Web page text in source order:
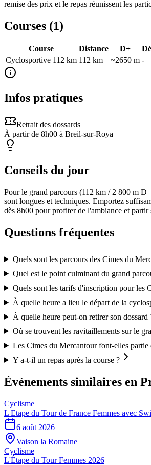
remise des prix et le repas réunissent les
Courses (1)
Course Distance D+
Cyclosportive 112 km 112 km ~2650 m -
Infos pratiques
Retrait des dossards
À partir de 8h00 à Breil-sur-Roya
Conseils du jour
Pour le grand parcours (112 km / 2 800 m
sont longues et techniques. Emportez
dès 8h00 pour profiter de l'ambiance et partir
Questions fréquentes
Quels sont les parcours des Cimes du
Quel est le point culminant du grand
Quels sont les tarifs d'inscription pour les
À quelle heure a lieu le départ de la
À quelle heure peut-on retirer son dossard
Où se trouvent les ravitaillements sur le
Les Cimes du Mercantour font-elles
Y a-t-il un repas après la course ?
Événements similaires en
Cyclisme
L Etape du Tour de France Femmes avec
6 août 2026
Vaison la Romaine
Cyclisme
L'Étape du Tour Femmes 2026